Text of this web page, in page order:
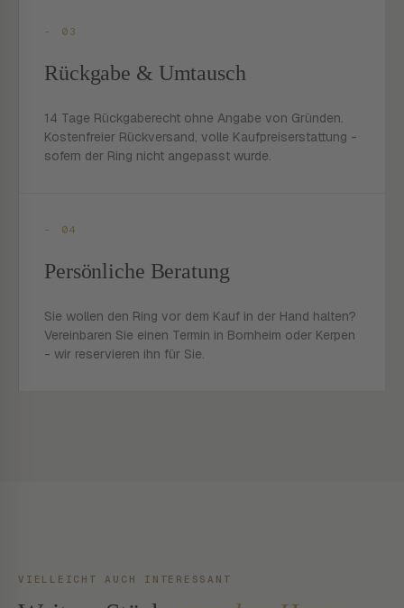
- 03
Rückgabe & Umtausch
14 Tage Rückgaberecht ohne Angabe von Gründen.
Kostenfreier Rückversand, volle Kaufpreiserstattung -
sofern der Ring nicht angepasst wurde.
- 04
Persönliche Beratung
Sie wollen den Ring vor dem Kauf in der Hand halten?
Vereinbaren Sie einen Termin in Bornheim oder Kerpen
- wir reservieren ihn für Sie.
VIELLEICHT AUCH INTERESSANT